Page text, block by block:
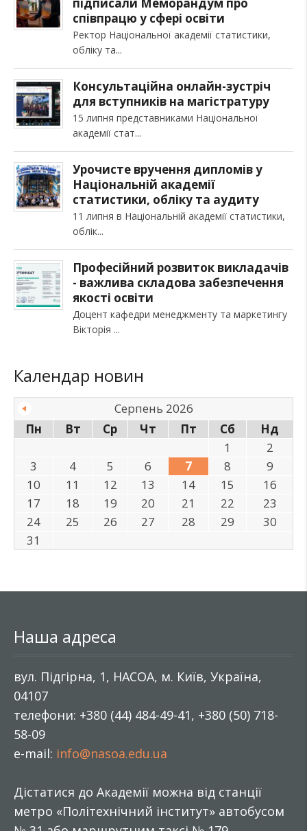
співпрацю у сфері освіти
Ректор Національної академії статистики,
обліку та
Консультаційна онлайн-зустріч
для вступників на магістратуру
15 липня представниками Національної
академії стат
Урочисте вручення дипломів у
Національній академії
статистики, обліку та аудиту
11 липня в Національній академії статистики,
облік
Професійний розвиток викладачів
- важлива складова забезпечення
якості освіти
Доцент кафедри менеджменту та маркетингу
Вікторія
Календар новин
Серпень 2026
Пн
Вт Ср Чт Пт Сб
Нд
1
2
3
4 5 6 7 8
9
10
11 12 13 14 15
16
17
18 19 20 21 22
23
24
25 26 27 28 29
30
31
Наша адреса
вул. Підгірна, 1, НАСОА, м. Київ, Україна,
04107
телефони: +380 (44) 484-49-41, +380 (50) 718-
58-09
e-mail: info@nasoa.edu.ua
Дістатися до Академії можна від станції
метро «Політехнічний інститут» автобусом